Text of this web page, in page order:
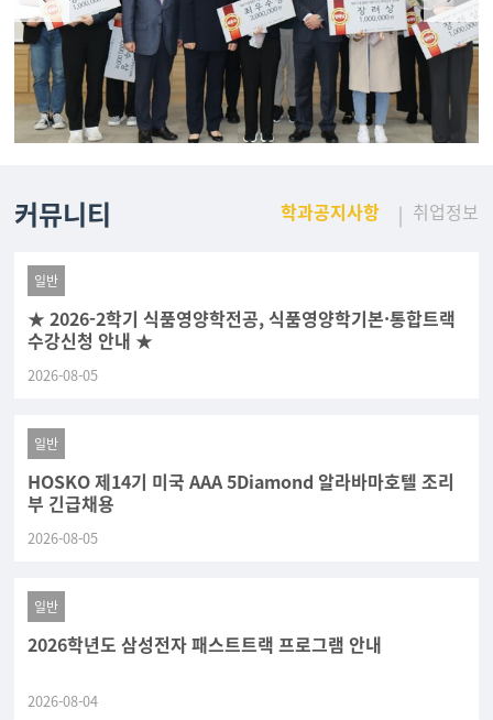
커뮤니티 학과공지사항 취업정보
일반
★ 2026-2학기 식품영양학전공, 식품영양학기본·통합트랙
수강신청 안내 ★
2026-08-05
일반
HOSKO 제14기 미국 AAA 5Diamond 알라바마호텔 조리
부 긴급채용
2026-08-05
일반
2026학년도 삼성전자 패스트트랙 프로그램 안내
2026-08-04